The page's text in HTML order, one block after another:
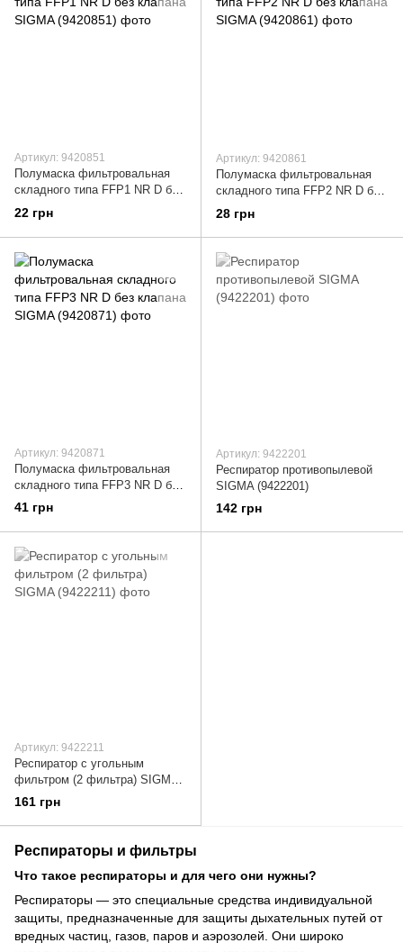
Артикул: 9420851
Полумаска фильтровальная
складного типа FFP1 NR D без
клапана SIGMA (9420851)
22 грн
Артикул: 9420861
Полумаска фильтровальная
складного типа FFP2 NR D без
клапана SIGMA (9420861)
28 грн
Артикул: 9420871
Полумаска фильтровальная
складного типа FFP3 NR D без
клапана SIGMA (9420871)
41 грн
Артикул: 9422201
Респиратор противопылевой
SIGMA (9422201)
142 грн
Артикул: 9422211
Респиратор с угольным
фильтром (2 фильтра) SIGMA
(9422211)
161 грн
Респираторы и фильтры
Что такое респираторы и для чего они нужны?
Респираторы — это специальные средства индивидуальной
защиты, предназначенные для защиты дыхательных путей от
вредных частиц, газов, паров и аэрозолей. Они широко